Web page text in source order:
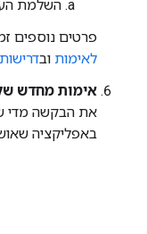
השלמת
פרטים נוספים
לאימות וב
אימות מחדש
את הבקשה מדי
באפליקציה